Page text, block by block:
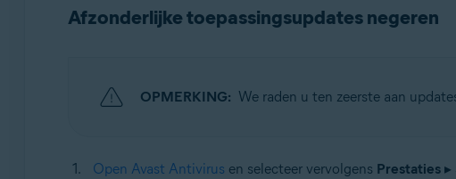
Afzonderlijke toepassingsupdates negeren
OPMERKING: We raden u ten zeerste aan
Open Avast Antivirus en selecteer vervolgens Prestaties▸